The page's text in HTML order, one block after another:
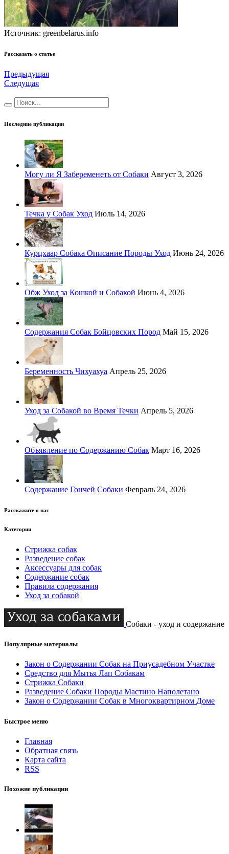
Источник: greenbelarus.info
Рассказать о статье
Предыдущая
Следущая
Последние публикации
Могу ли Я Забеременеть от Собаки Август 3, 2026
Течка у Собак Уход Июль 14, 2026
Курцхаар Собака Описание Породы Уход Июнь 24, 2026
Обж Уход за Кошкой и Собакой Июнь 4, 2026
Содержания Собак Бойцовских Пород Май 15, 2026
Беременность Чихуахуа Апрель 25, 2026
Уход за Собакой во Время Течки Апрель 5, 2026
Объявление по Содержанию Собак Март 16, 2026
Содержание Гончей Собаки Февраль 24, 2026
Расскажите о нас
Категории
Стрижка собак
Разведение собак
Аксессуары для собак
Содержание собак
Правила содержания
Уход за собакой
Собаки - уход и содержание
Популярные материалы
Закон о Содержании Собак на Приусадебном Участке
Средство для Мытья Лап Собакам
Стрижка Собаки
Разведение Собаки Породы Мастино Наполетано
Закон о Содержании Собак в Многоквартирном Доме
Быстрое меню
Главная
Обратная связь
Карта сайта
RSS
Похожие публикации